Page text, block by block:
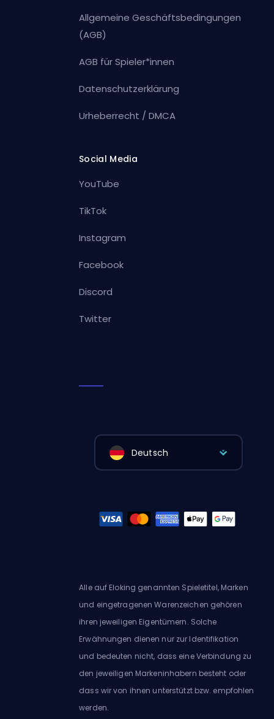
Allgemeine Geschäftsbedingungen
(AGB)
AGB für Spieler*innen
Datenschutzerklärung
Urheberrecht / DMCA
Social Media
YouTube
TikTok
Instagram
Facebook
Discord
Twitter
Deutsch
Alle auf Eloking genannten Spieletitel, Marken
und eingetragenen Warenzeichen gehören
ihren jeweiligen Eigentümern. Solche
Erwähnungen dienen nur zur Identifikation
und bedeuten nicht, dass eine Verbindung zu
den jeweiligen Markeninhabern besteht oder
dass wir von ihnen unterstützt bzw. empfohlen
werden.